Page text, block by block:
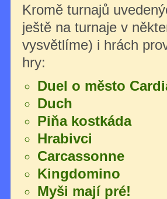
Kromě turnajů
ještě na turnaje v
vysvětlíme) i hrách
hry:
Duel o město
Duch
Piňa kostkáda
Hrabivci
Carcassonne
Kingdomino
Myši mají pré!